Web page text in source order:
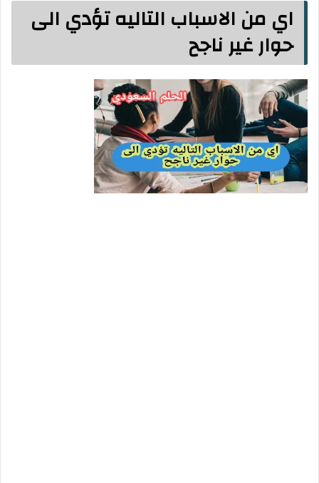
اي من الاسباب التاليه تؤدي الى
حوار غير ناجح